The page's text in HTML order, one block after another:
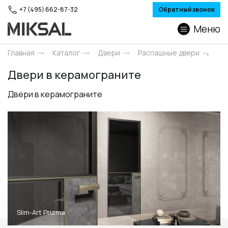
+7 (495) 662-87-32 Обратный звонок
Меню
Главная Каталог Двери Распашные двери
Двери в керамограните
Двери в керамограните
Slim-Art Prizma